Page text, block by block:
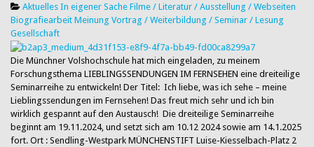
Aktuelles In eigener Sache Filme / Literatur / Ausstellung / Webseiten
Biografiearbeit Meinung Vortrag / Weiterbildung / Seminar / Lesung
Gesellschaft
Die Münchner Volshochschule hat mich eingeladen, zu meinem
Forschungsthema LIEBLINGSSENDUNGEN IM FERNSEHEN eine dreiteilige
Seminarreihe zu entwickeln! Der Titel: Ich liebe, was ich sehe – meine
Lieblingssendungen im Fernsehen! Das freut mich sehr und ich bin
wirklich gespannt auf den Austausch! Die dreiteilige Seminarreihe
beginnt am 19.11.2024, und setzt sich am 10.12 2024 sowie am 14.1.2025
fort. Ort : Sendling-Westpark MÜNCHENSTIFT Luise-Kiesselbach-Platz 2